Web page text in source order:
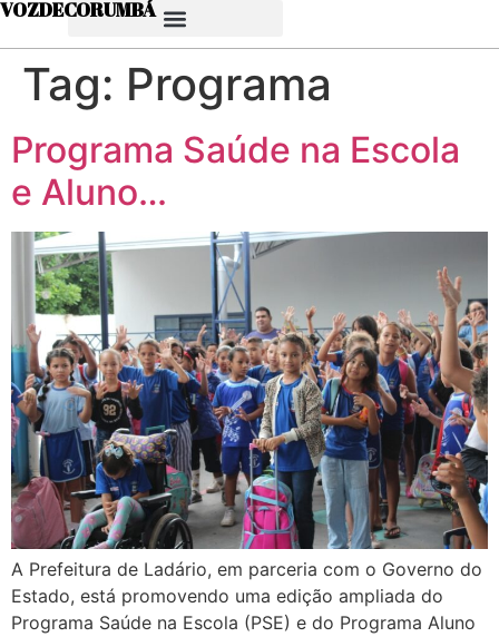
VOZDECORUMBÁ
Tag: Programa
Programa Saúde na Escola
e Aluno…
A Prefeitura de Ladário, em parceria com o Governo do
Estado, está promovendo uma edição ampliada do
Programa Saúde na Escola (PSE) e do Programa Aluno